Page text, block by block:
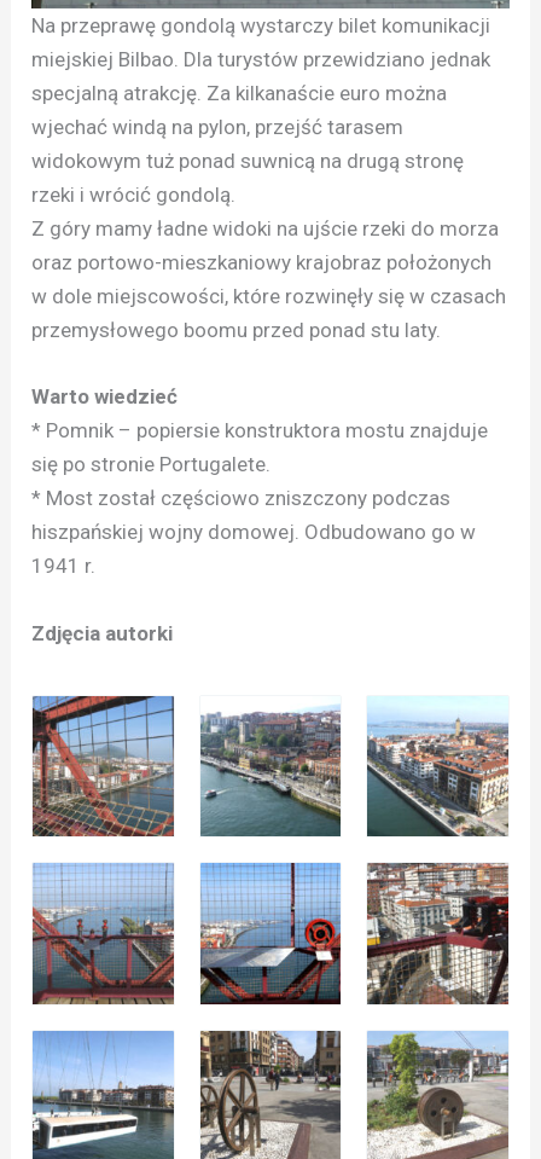
Na przeprawę gondolą wystarczy bilet komunikacji
miejskiej Bilbao. Dla turystów przewidziano jednak
specjalną atrakcję. Za kilkanaście euro można
wjechać windą na pylon, przejść tarasem
widokowym tuż ponad suwnicą na drugą stronę
rzeki i wrócić gondolą.
Z góry mamy ładne widoki na ujście rzeki do morza
oraz portowo-mieszkaniowy krajobraz położonych
w dole miejscowości, które rozwinęły się w czasach
przemysłowego boomu przed ponad stu laty.
Warto wiedzieć
* Pomnik – popiersie konstruktora mostu znajduje
się po stronie Portugalete.
* Most został częściowo zniszczony podczas
hiszpańskiej wojny domowej. Odbudowano go w
1941 r.
Zdjęcia autorki